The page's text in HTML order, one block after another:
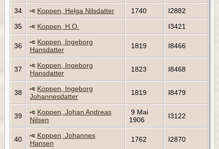
34 Koppen, Helga Nilsdatter 1740
I2882
35
Koppen, H.O. I3421
36
Koppen, Ingeborg
Hansdatter
1819 I8466
37
Koppen, Ingeborg
Hansdatter
1823 I8468
38
Koppen, Ingeborg
Johannesdatter
1819 I8479
39
Koppen, Johan Andreas
Nilsen
9 Mai
1906
I3122
40
Koppen, Johannes
Hansen
1762 I2870